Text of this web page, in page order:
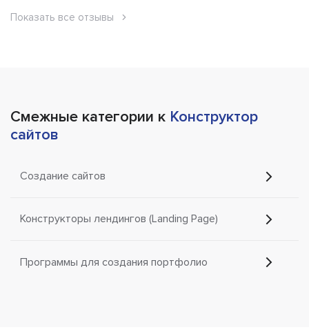
Показать все отзывы
Смежные категории к Конструктор
сайтов
Создание сайтов
Конструкторы лендингов (Landing Page)
Программы для создания портфолио